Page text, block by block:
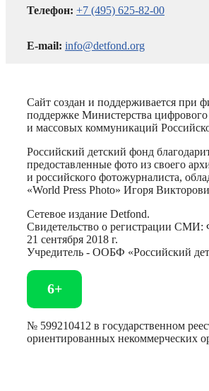
Телефон: +7 (495) 625-82-00
E-mail: info@detfond.org
Сайт создан и поддерживается при
поддержке Министерства цифрового
и массовых коммуникаций
Российский детский фонд
предоставленные фото из своего
и российского фотожурналиста,
«World Press Photo» Игоря
Сетевое издание Detfond.
Свидетельство о регистрации СМИ:
21 сентября 2018 г.
Учредитель - ООБФ «Российский
6+
№ 599210412 в государственном
ориентированных некоммерческих